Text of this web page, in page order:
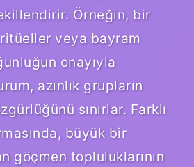
Örneğin, bir
veya bayram
onayıyla
azınlık grupların
sınırlar. Farklı
büyük bir
göçmen topluluklarının